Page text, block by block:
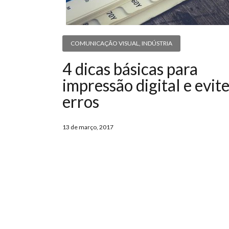
COMUNICAÇÃO VISUAL, INDÚSTRIA
4 dicas básicas para
impressão digital e evite
erros
13 de março, 2017